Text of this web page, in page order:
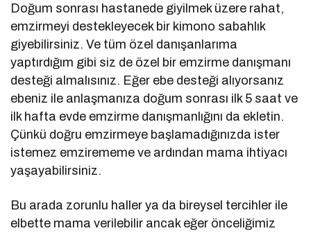
Doğum sonrası hastanede giyilmek üzere rahat,
emzirmeyi destekleyecek bir kimono sabahlık
giyebilirsiniz. Ve tüm özel danışanlarıma
yaptırdığım gibi siz de özel bir emzirme danışmanı
desteği almalısınız. Eğer ebe desteği alıyorsanız
ebeniz ile anlaşmanıza doğum sonrası ilk 5 saat ve
ilk hafta evde emzirme danışmanlığını da ekletin.
Çünkü doğru emzirmeye başlamadığınızda ister
istemez emzirememe ve ardından mama ihtiyacı
yaşayabilirsiniz.
Bu arada zorunlu haller ya da bireysel tercihler ile
elbette mama verilebilir ancak eğer önceliğimiz